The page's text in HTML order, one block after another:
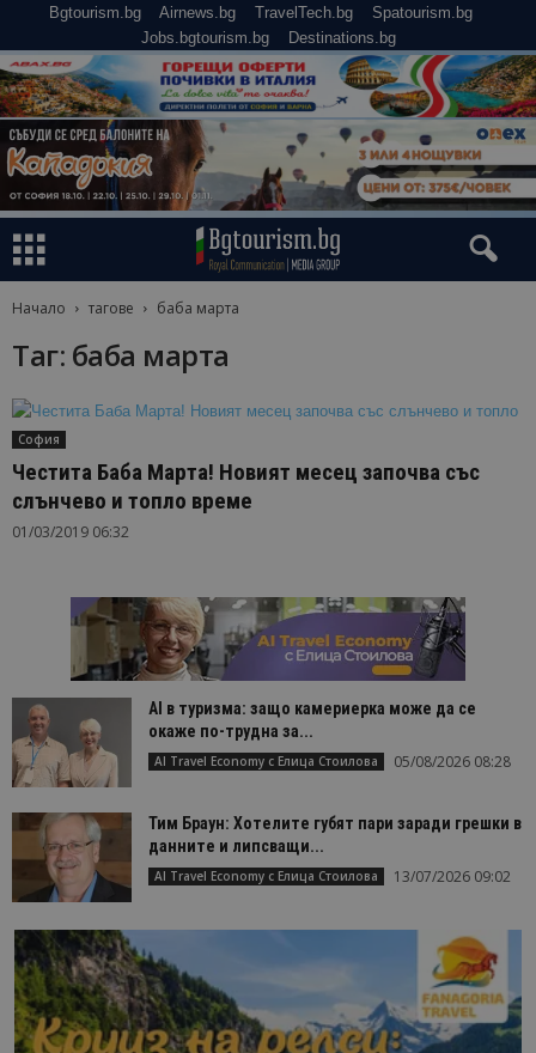
Bgtourism.bg Airnews.bg TravelTech.bg
Spatourism.bg
Jobs.bgtourism.bg
Destinations.bg
Начало тагове баба марта
Таг: баба марта
София
Честита Баба Марта! Новият месец започва със
слънчево и топло време
01/03/2019 06:32
AI в туризма: защо камериерка може да се
окаже по-трудна за...
AI Travel Economy с Елица Стоилова 05/08/2026 08:28
Тим Браун: Хотелите губят пари заради грешки в
данните и липсващи...
AI Travel Economy с Елица Стоилова 13/07/2026 09:02